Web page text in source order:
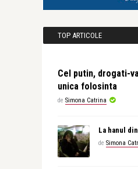
TOP ARTICOLE
Cel putin, drogati-
unica folosinta
de Simona Catrina
La hanul
de Simona